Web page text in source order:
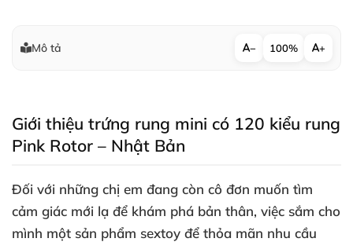
Mô tả − 100% +
Giới thiệu trứng rung mini có 120 kiểu rung
Pink Rotor – Nhật Bản
Đối với những chị em đang còn cô đơn muốn tìm
cảm giác mới lạ để khám phá bản thân, việc sắm cho
mình một sản phẩm sextoy để thỏa mãn nhu cầu